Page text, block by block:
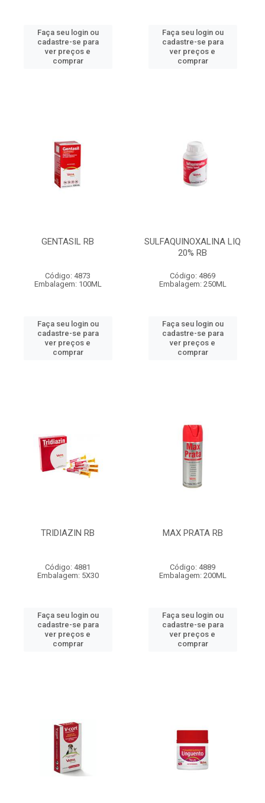
Faça seu login ou
cadastre-se para
ver preços e
comprar
Faça seu login ou
cadastre-se para
ver preços e
comprar
GENTASIL RB
Código: 4873
Embalagem: 100ML
Faça seu login ou
cadastre-se para
ver preços e
comprar
SULFAQUINOXALINA LIQ
20% RB
Código: 4869
Embalagem: 250ML
Faça seu login ou
cadastre-se para
ver preços e
comprar
TRIDIAZIN RB
Código: 4881
Embalagem: 5X30
Faça seu login ou
cadastre-se para
ver preços e
comprar
MAX PRATA RB
Código: 4889
Embalagem: 200ML
Faça seu login ou
cadastre-se para
ver preços e
comprar